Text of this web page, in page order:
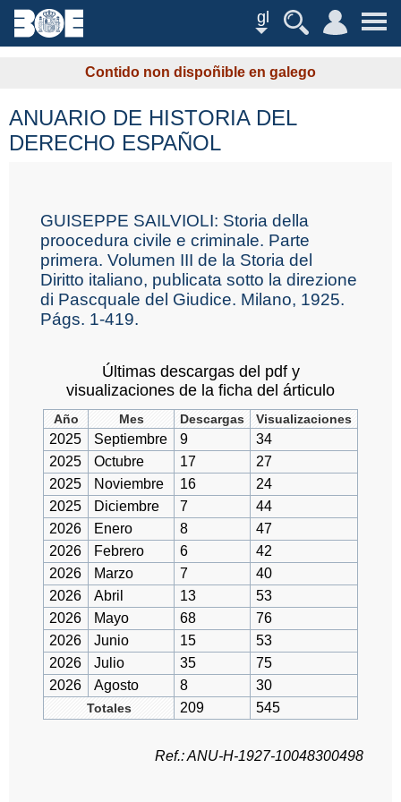
gl
Contido non dispoñible en galego
ANUARIO DE HISTORIA DEL
DERECHO ESPAÑOL
GUISEPPE SAILVIOLI: Storia della
proocedura civile e criminale. Parte
primera. Volumen III de la Storia del
Diritto italiano, publicata sotto la direzione
di Pascquale del Giudice. Milano, 1925.
Págs. 1-419.
Últimas descargas del pdf y
visualizaciones de la ficha del árticulo
Año Mes Descargas Visualizaciones
2025 Septiembre 9
34
2025
Octubre 17
27
2025
Noviembre 16
24
2025
Diciembre 7
44
2026
Enero 8
47
2026
Febrero 6
42
2026
Marzo 7
40
2026
Abril 13
53
2026
Mayo 68
76
2026
Junio 15
53
2026
Julio 35
75
2026
Agosto 8 30
Totales 209 545
Ref.: ANU-H-1927-10048300498